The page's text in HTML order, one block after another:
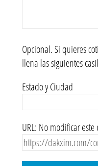
Opcional. Si quieres
llena las siguientes
Estado y Ciudad
URL: No modificar